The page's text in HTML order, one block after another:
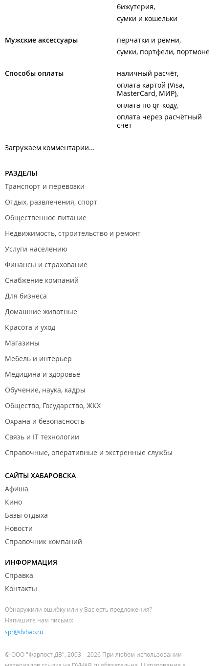
бижутерия
сумки и кошельки
Мужские аксессуары
перчатки и ремни
сумки, портфели, портмоне
Способы оплаты
наличный расчёт
оплата картой (Visa,
MasterCard, МИР)
оплата по qr-коду
оплата через расчётный
счёт
Загружаем комментарии...
РАЗДЕЛЫ
Транспорт и перевозки
Отдых, развлечения, спорт
Общественное питание
Недвижимость, строительство и ремонт
Услуги населению
Финансы и страхование
Снабжение компаний
Для бизнеса
Домашние животные
Красота и уход
Магазины
Мебель и интерьер
Медицина и здоровье
Обучение, наука, кадры
Общество, Государство, ЖКХ
Охрана и безопасность
Связь и IT технологии
Справочные, оперативные и экстренные службы
САЙТЫ ХАБАРОВСКА
Афиша
Кино
Базы отдыха
Новости
Справочник компаний
ИНФОРМАЦИЯ
Справка
Контакты
Обнаружили ошибку или у Вас есть предложения?
Напишите нам письмо:
spr@dvhab.ru
© ООО "Фарпост ДВ", 2003—2026 При любом использовании